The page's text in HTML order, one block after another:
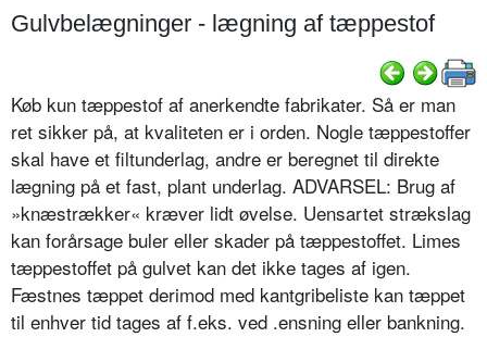
Gulvbelægninger - lægning af tæppestof
Køb kun tæppestof af anerkendte fabrikater. Så er man
ret sikker på, at kvaliteten er i orden. Nogle tæppestoffer
skal have et filtunderlag, andre er beregnet til direkte
lægning på et fast, plant underlag. ADVARSEL: Brug af
»knæstrækker« kræver lidt øvelse. Uensartet strækslag
kan forårsage buler eller skader på tæppestoffet. Limes
tæppestoffet på gulvet kan det ikke tages af igen.
Fæstnes tæppet derimod med kantgribeliste kan tæppet
til enhver tid tages af f.eks. ved .ensning eller bankning.